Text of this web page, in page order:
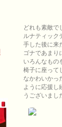
どれも素敵で
ルナティック
手した後に来
ゴナであまり
いろんなもの
椅子に座って
なかわいかっ
ように応援し
うございまし